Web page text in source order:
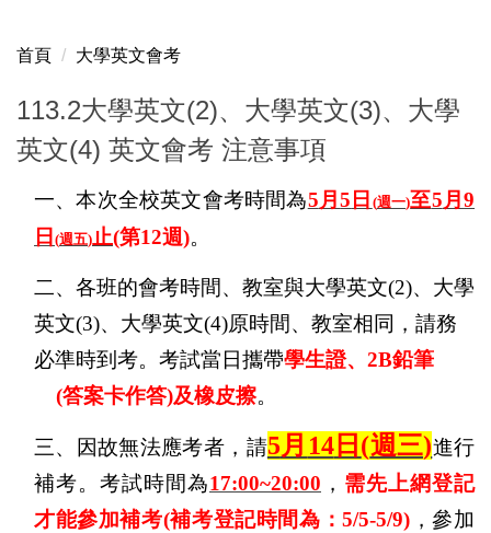
首頁 大學英文會考
113.2大學英文(2)、大學英文(3)、大學
英文(4) 英文會考 注意事項
一、本次全校英文會考時間為5月5 日 (週一)至5月9
日 (週五)止(第12週)。
二、各班的會考時間、教室與大學英文(2)、大學
英文(3)、大學英文(4)原時間、教室相同，請務
必準時到考。考試當日攜帶學生證、 2B鉛筆
(答案卡作答)及橡皮擦。
三、因故無法應考者，請5月 14日 (週三)進行
補考。考試時間為17:00~20:00 ， 需先上網登記
才能參加補考(補考登記時間為：5/5-5/9) ，參加